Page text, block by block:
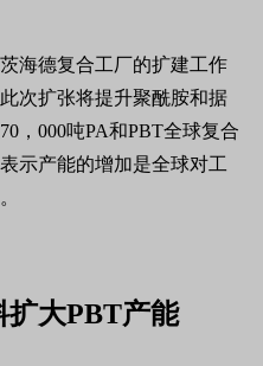
海德复合工厂的扩建工作
次扩张将提升聚酰胺和据
，000吨PA和PBT全球复合
示产能的增加是全球对工
扩大PBT产能